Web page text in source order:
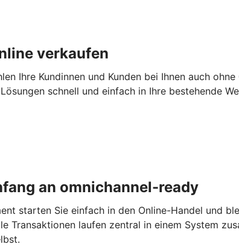
verkaufen
Ihre Kundinnen und Kunden bei Ihnen auch
schnell und einfach in Ihre bestehende
an omnichannel-ready
starten Sie einfach in den Online-Handel und
Transaktionen laufen zentral in einem System